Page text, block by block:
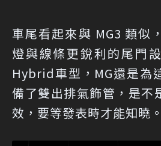
車尾看起來與 MG3 類似
燈與線條更銳利的尾門
Hybrid車型，MG還是為
備了雙出排氣飾管，是不
效，要等發表時才能知曉。